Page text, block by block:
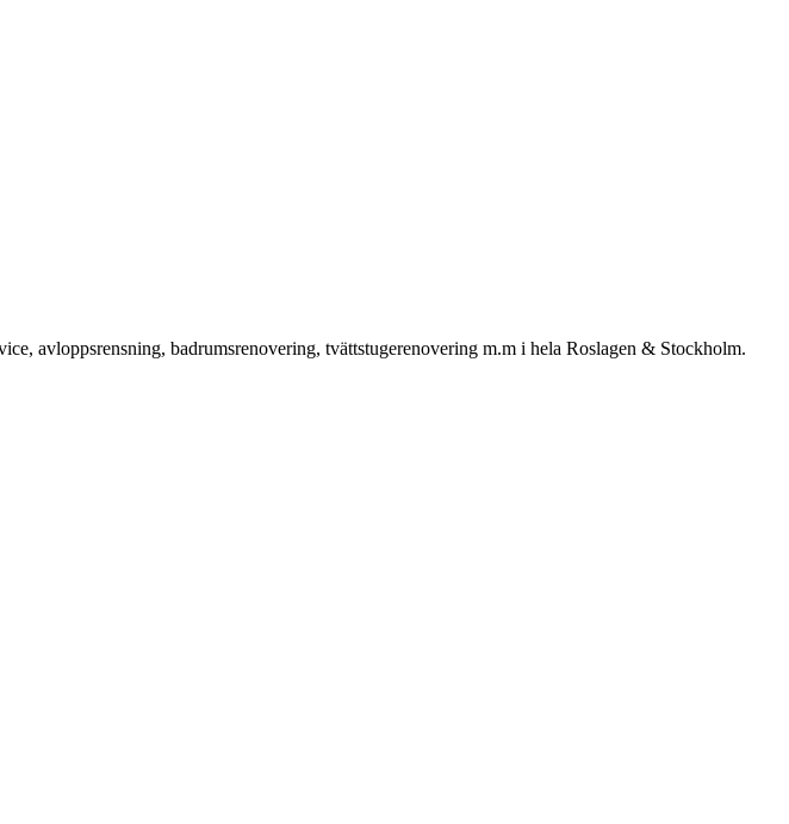
avloppsrensning, badrumsrenovering, tvättstugerenovering m.m i hela Roslagen & Stockholm.